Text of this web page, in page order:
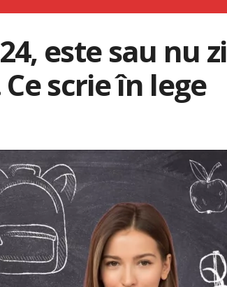
este sau nu zi
scrie în lege